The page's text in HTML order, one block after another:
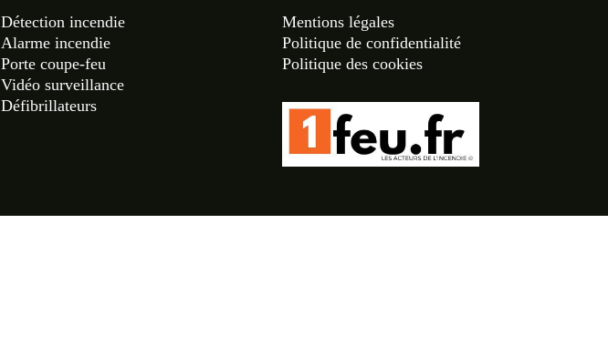
Détection incendie
Alarme incendie
Porte coupe-feu
Vidéo surveillance
Défibrillateurs
Mentions légales
Politique de confidentialité
Politique des cookies